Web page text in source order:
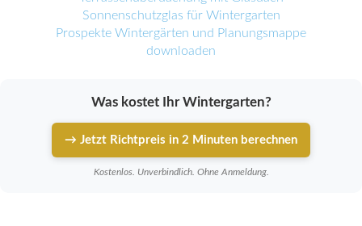
Sonnenschutzglas für Wintergarten
Prospekte Wintergärten und Planungsmappe
downloaden
Was kostet Ihr Wintergarten?
→ Jetzt Richtpreis in 2 Minuten berechnen
Kostenlos. Unverbindlich. Ohne Anmeldung.